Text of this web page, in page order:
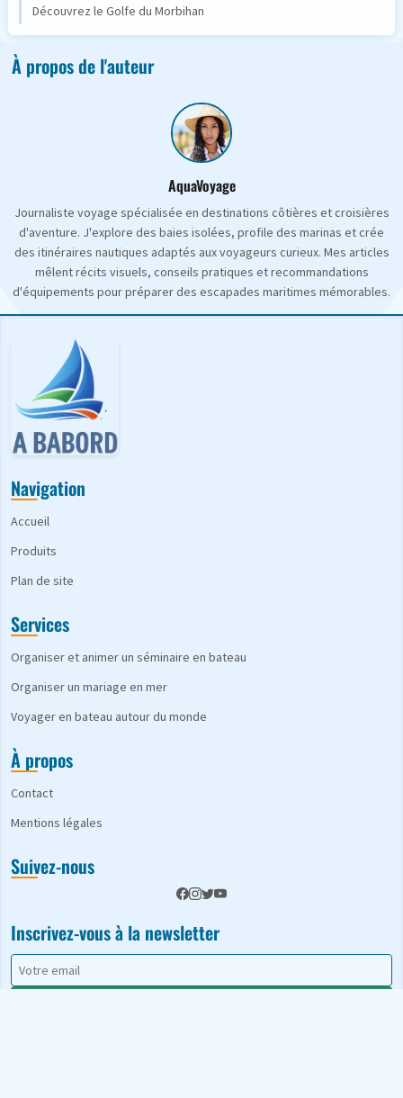
Découvrez le Golfe du Morbihan
À propos de l'auteur
AquaVoyage
Journaliste voyage spécialisée en destinations côtières et croisières
d'aventure. J'explore des baies isolées, profile des marinas et crée
des itinéraires nautiques adaptés aux voyageurs curieux. Mes articles
mêlent récits visuels, conseils pratiques et recommandations
d'équipements pour préparer des escapades maritimes mémorables.
Navigation
Accueil
Produits
Plan de site
Services
Organiser et animer un séminaire en bateau
Organiser un mariage en mer
Voyager en bateau autour du monde
À propos
Contact
Mentions légales
Suivez-nous
Inscrivez-vous à la newsletter